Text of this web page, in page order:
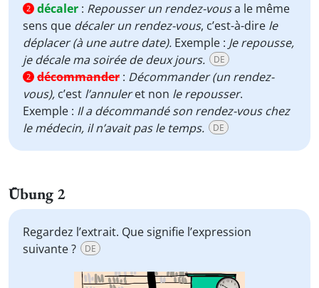
2 décaler : Repousser un rendez-vousa le même
sens que décaler un rendez-vous, c’est-à-dire le
déplacer (à une autre date). Exemple : Je repousse,
je décale ma soirée de deux jours.
DE
2 décommander : Décommander (un rendez-
vous), c’est l’annuleret non le repousser.
Exemple : Il a décommandé son rendez-vous chez
le médecin, il n’avait pas le temps.
DE
Übung 2
Regardez l’extrait. Que signifie l’expression
suivante ?
DE
Video